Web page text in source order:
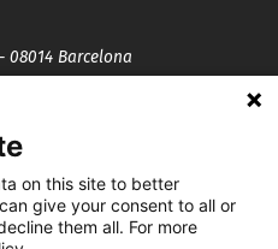
08014 Barcelona
on this site to better
give your consent to all or
them all. For more